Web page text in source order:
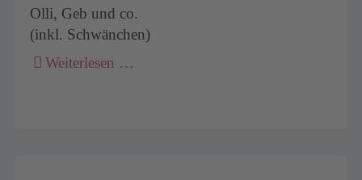
Olli, Geb und co.
(inkl. Schwänchen)
Weiterlesen …